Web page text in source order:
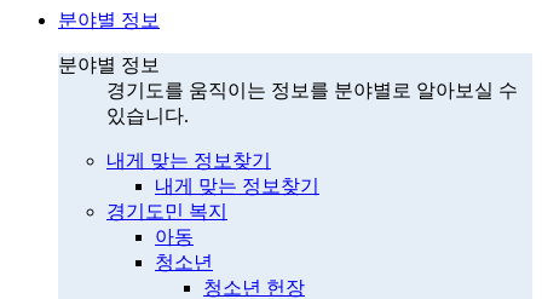
분야별 정보
분야별 정보
경기도를 움직이는 정보를 분야별로 알아보실 수
있습니다.
내게 맞는 정보찾기
내게 맞는 정보찾기
경기도민 복지
아동
청소년
청소년 헌장